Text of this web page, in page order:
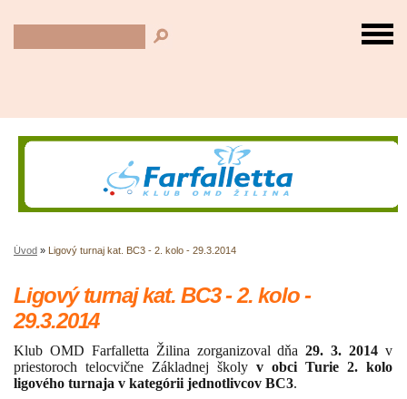
Úvod » Ligový turnaj kat. BC3 - 2. kolo - 29.3.2014
Ligový turnaj kat. BC3 - 2. kolo -
29.3.2014
Klub OMD Farfalletta Žilina zorganizoval dňa29. 3. 2014 v
priestoroch telocvične Základnej školy v obci Turie 2. kolo
ligového turnaja v kategórii jednotlivcov BC3.